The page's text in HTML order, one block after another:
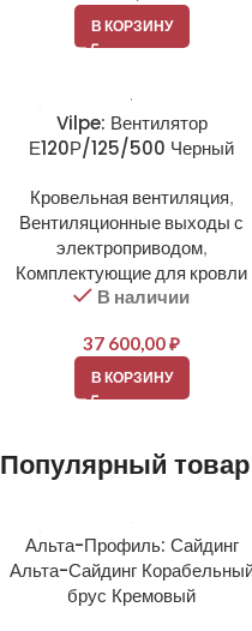
В КОРЗИНУ
Vilpe: Вентилятор
Е120Р/125/500 Черный
Кровельная вентиляция,
Вентиляционные выходы с
электроприводом,
Комплектующие для кровли
В наличии
37 600,00₽
В КОРЗИНУ
Популярный товар
Альта-Профиль: Сайдинг
Альта-Сайдинг
брус Кремовый